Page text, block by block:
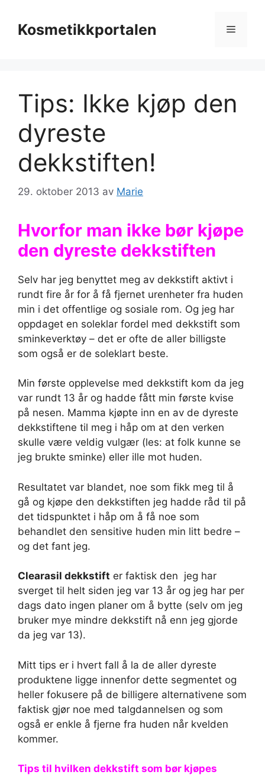
innholdKosmetikkportalen Meny
Tips: Ikke kjøp den
dyreste
dekkstiften!
29. oktober 2013 av Marie
Hvorfor man ikke bør kjøpe
den dyreste dekkstiften
Selv har jeg benyttet meg av dekkstift aktivt i
rundt fire år for å få fjernet urenheter fra huden
min i det offentlige og sosiale rom. Og jeg har
oppdaget en soleklar fordel med dekkstift som
sminkeverktøy – det er ofte de aller billigste
som også er de soleklart beste.
Min første opplevelse med dekkstift kom da jeg
var rundt 13 år og hadde fått min første kvise
på nesen. Mamma kjøpte inn en av de dyreste
dekkstiftene til meg i håp om at den verken
skulle være veldig vulgær (les: at folk kunne se
jeg brukte sminke) eller ille mot huden.
Resultatet var blandet, noe som fikk meg til å
gå og kjøpe den dekkstiften jeg hadde råd til på
det tidspunktet i håp om å få noe som
behandlet den sensitive huden min litt bedre –
og det fant jeg.
Clearasil dekkstift er faktisk den jeg har
sverget til helt siden jeg var 13 år og jeg har per
dags dato ingen planer om å bytte (selv om jeg
bruker mye mindre dekkstift nå enn jeg gjorde
da jeg var 13).
Mitt tips er i hvert fall å la de aller dyreste
produktene ligge innenfor dette segmentet og
heller fokusere på de billigere alternativene som
faktisk gjør noe med talgdannelsen og som
også er enkle å fjerne fra huden når kvelden
kommer.
Tips til hvilken dekkstift som bør kjøpes